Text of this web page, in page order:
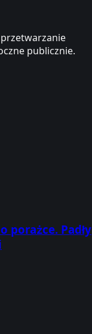
publicznie.
porażce. Padły